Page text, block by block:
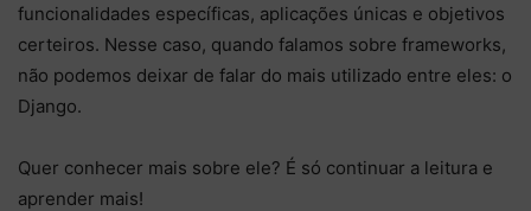
funcionalidades específicas, aplicações únicas e objetivos
certeiros. Nesse caso, quando falamos sobre frameworks,
não podemos deixar de falar do mais utilizado entre eles: o
Django.
Quer conhecer mais sobre ele? É só continuar a leitura e
aprender mais!